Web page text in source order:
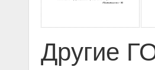
Другие